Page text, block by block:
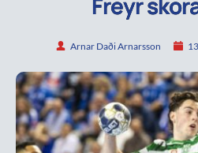
Arnar Daði Arnarsson